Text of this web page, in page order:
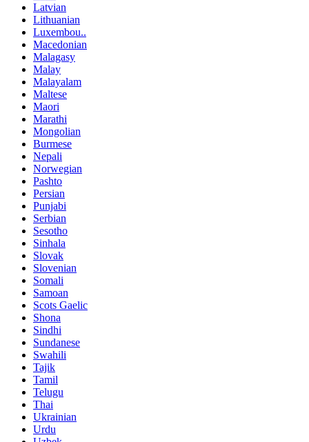
Latvian
Lithuanian
Luxembou..
Macedonian
Malagasy
Malay
Malayalam
Maltese
Maori
Marathi
Mongolian
Burmese
Nepali
Norwegian
Pashto
Persian
Punjabi
Serbian
Sesotho
Sinhala
Slovak
Slovenian
Somali
Samoan
Scots Gaelic
Shona
Sindhi
Sundanese
Swahili
Tajik
Tamil
Telugu
Thai
Ukrainian
Urdu